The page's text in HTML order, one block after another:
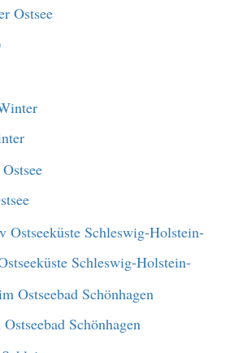
Ostsee
Schleswig-Holstein-
Schönhagen